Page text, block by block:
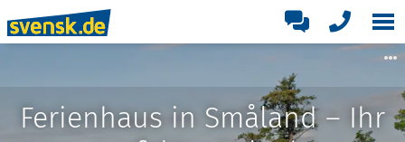
Ferienhaus in Småland – Ihr